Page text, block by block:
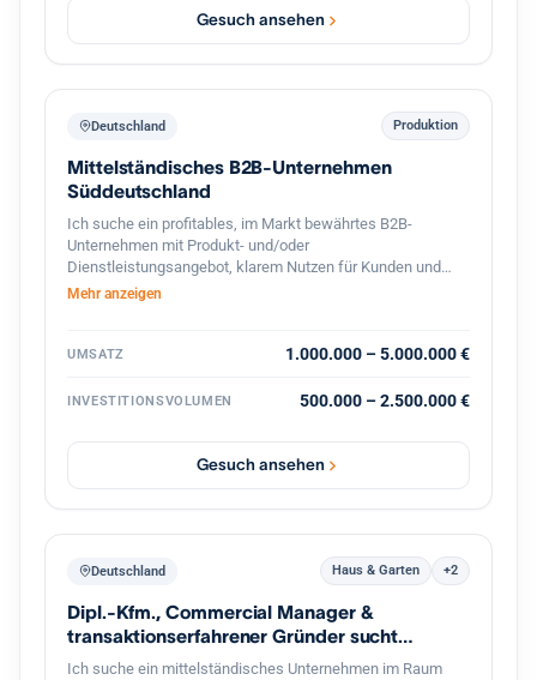
Gesuch ansehen
Deutschland Produktion
Mittelständisches B2B-Unternehmen
Süddeutschland
Ich suche ein profitables, im Markt bewährtes B2B-
Unternehmen mit Produkt- und/oder
Dienstleistungsangebot, klarem Nutzen für Kunden und
stabilen Geschäftsbeziehungen. Bevorzugt sind
eine überschaubare, gut führbare Unternehmensgröße.
Wachstumspotenzial, solider Ertragskraft und konservativ
Sanierungsfälle, reine Handels- oder Distributionsmodelle.
Mehr anzeigen
UMSATZ 1.000.000 – 5.000.000 €
INVESTITIONSVOLUMEN 500.000 – 2.500.000 €
Gesuch ansehen
Deutschland Haus & Garten +2
Dipl.-Kfm., Commercial Manager &
transaktionserfahrener Gründer sucht
Nachfolge
Ich suche ein mittelständisches Unternehmen im Raum